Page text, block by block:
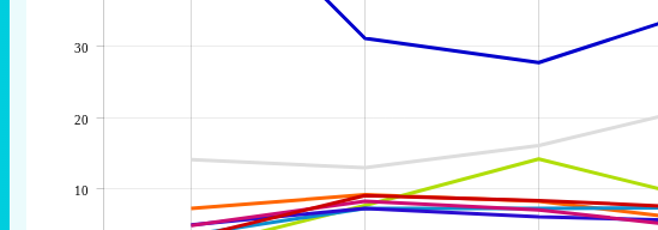
10
20
30